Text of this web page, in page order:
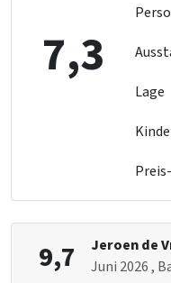
Kindereinrichtungen
Kinderstuhl: 0
Schlafzimmer 07
Einzelbett
Schlafzimmer 09
Einzelbett: 2
7,3
Lage
9,7
Jeroen de
Juni 2026,